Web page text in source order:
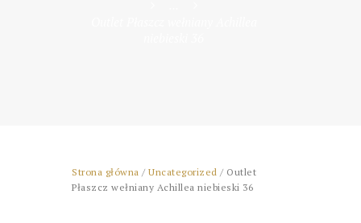
Strona główna / Uncategorized / Outlet
Płaszcz wełniany Achillea niebieski 36